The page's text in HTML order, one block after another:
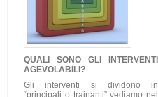
QUALI SONO GLI
INTERVENTI
AGEVOLABILI?
Gli interventi si dividono in
“principali o trainanti” vediamo nel